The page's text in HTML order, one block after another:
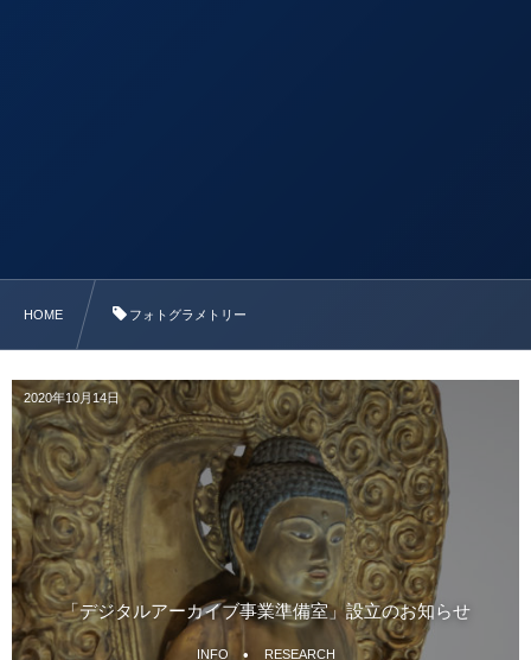
HOME フォトグラメトリー
2020年10月14日
「デジタルアーカイブ事業準備室」設立のお知らせ
INFO RESEARCH